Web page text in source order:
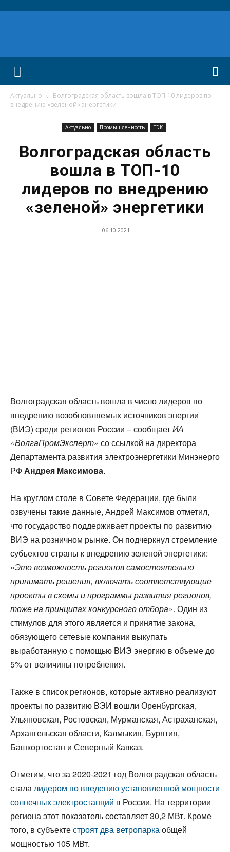
Актуально
Волгоградская область вошла в ТОП-10 лидеров по
внедрению «зеленой» энергетики
Актуально Промышленность ТЭК
Волгоградская область
вошла в ТОП-10
лидеров по внедрению
«зеленой» энергетики
06.10.2021
Волгоградская область вошла в число лидеров по
внедрению возобновляемых источников энергии
(ВИЭ) среди регионов России – сообщаетИА
«ВолгаПромЭксперт» со ссылкой на директора
Департамента развития электроэнергетики Минэнерго
РФАндрея Максимова.
На круглом столе в Совете Федерации, где были
озвучены такие данные, Андрей Максимов отметил,
что государство поддерживает проекты по развитию
ВИЭ на розничном рынке. Он подчеркнул стремление
субъектов страны к внедрению зеленой энергетики:
«Это возможность регионов самостоятельно
принимать решения, включать соответствующие
проекты в схемы и программы развития регионов,
тоже на принципах конкурсного отбора». Один из
стимулов для этого является и принятие закона,
обязующего сетевые компании выкупать
выработанную с помощью ВИЭ энергию в объеме до
5% от величины потребления.
Также в список регионов, которые активно реализуют
проекты по развитию ВЭИ вошли Оренбургская,
Ульяновская, Ростовская, Мурманская, Астраханская,
Архангельская области, Калмыкия, Бурятия,
Башкортостан и Северный Кавказ.
Отметим, что за 2020-2021 год Волгоградская область
сталалидером по введению установленной мощности
солнечных электростанций в России. На территории
региона этот показатель составляет 30,2 МВт. Кроме
того, в субъектестроят два ветропаркаобщей
мощностью 105 МВт.